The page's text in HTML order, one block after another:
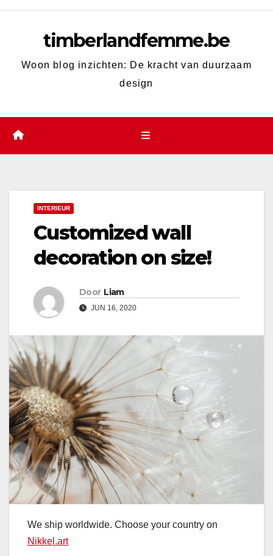
timberlandfemme.be
Woon blog inzichten: De kracht van duurzaam
design
INTERIEUR
Customized wall
decoration on size!
Door Liam
JUN 16, 2020
We ship worldwide. Choose your country on
Nikkel.art